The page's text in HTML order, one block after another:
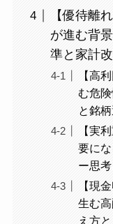
【優待離
が進む背
準と家計
【高
む危
と銘
【実
要に
ー思
【現
生む
え方